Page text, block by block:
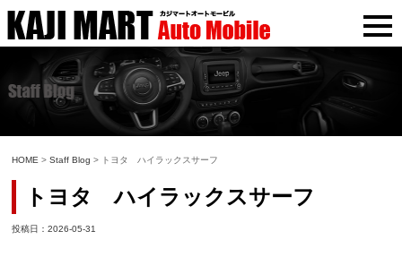
HOME >Staff Blog > トヨタ ハイラックスサーフ
トヨタ ハイラックスサーフ
投稿日：2026-05-31